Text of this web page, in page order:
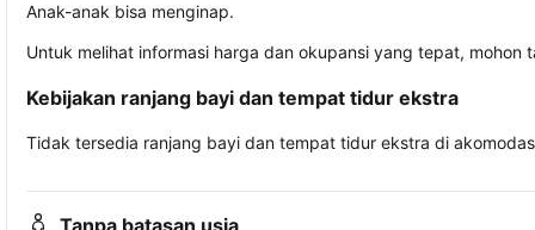
Anak-anak bisa menginap.
Untuk melihat informasi harga dan okupansi yang tepat,
Kebijakan ranjang bayi dan tempat tidur ekstra
Tidak tersedia ranjang bayi dan tempat tidur ekstra di